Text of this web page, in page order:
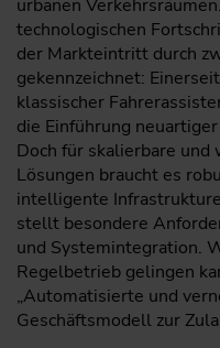
urbanen
technologischen
der Markteintritt durch
gekennzeichnet:
klassischer
die Einführung
Doch für skalierbare
Lösungen braucht es
intelligente
stellt besondere
und Systemintegration.
Regelbetrieb gelingen
„Automatisierte und
Geschäftsmodell zur